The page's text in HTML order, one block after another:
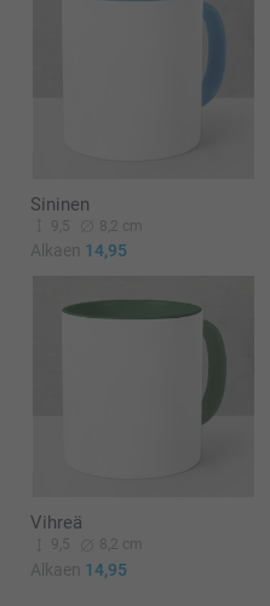
Sininen
9,5 8,2 cm
Alkaen 14,95
Vihreä
9,5 8,2 cm
Alkaen 14,95